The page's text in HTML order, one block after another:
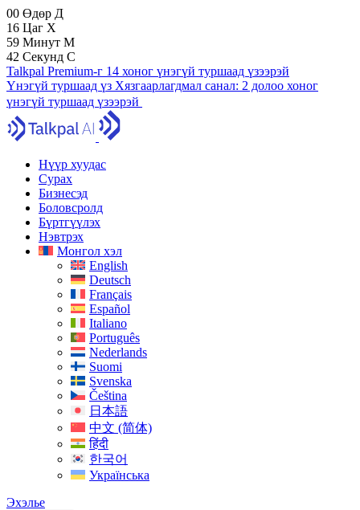
00 Өдөр Д
16 Цаг Х
59 Минут М
41 Секунд С
Talkpal Premium-г 14 хоног үнэгүй туршаад үзээрэй
Үнэгүй туршаад үз Хязгаарлагдмал санал: 2 долоо хоног
үнэгүй туршаад үзээрэй
Нүүр хуудас
Сурах
Бизнесэд
Боловсролд
Бүртгүүлэх
Нэвтрэх
Монгол хэл
English
Deutsch
Français
Español
Italiano
Português
Nederlands
Suomi
Svenska
Čeština
日本語
中文 (简体)
हिंदी
한국어
Українська
Эхэлье